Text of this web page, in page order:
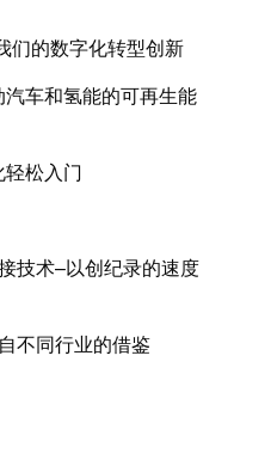
们的数字化转型创新
车和氢能的可再生能
松入门
技术–以创纪录的速度
不同行业的借鉴